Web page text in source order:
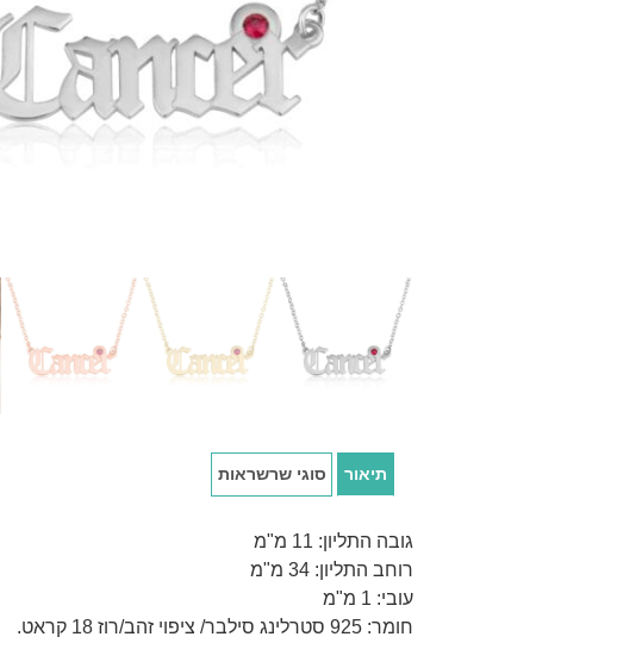
תיאור סוגי שרשראות
גובה התליון: 11 מ"מ
רוחב התליון: 34 מ"מ
עובי: 1 מ"מ
חומר: 925 סטרלינג סילבר/ ציפוי זהב/רוז 18 קראט.